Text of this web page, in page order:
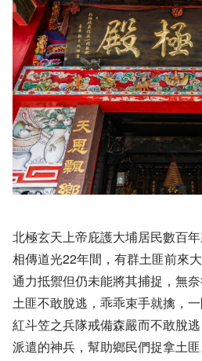
北極玄天上帝庇護大埔居民數百
相傳道光22年間，有群土匪前來
通力抵禦但仍未能將其捕捉，無
土匪不敢脫逃，乖乖束手就擒，
紅斗笠之兵隊戒備森嚴而不敢脫
派遣的神兵，幫助鄉民們捉拿土匪